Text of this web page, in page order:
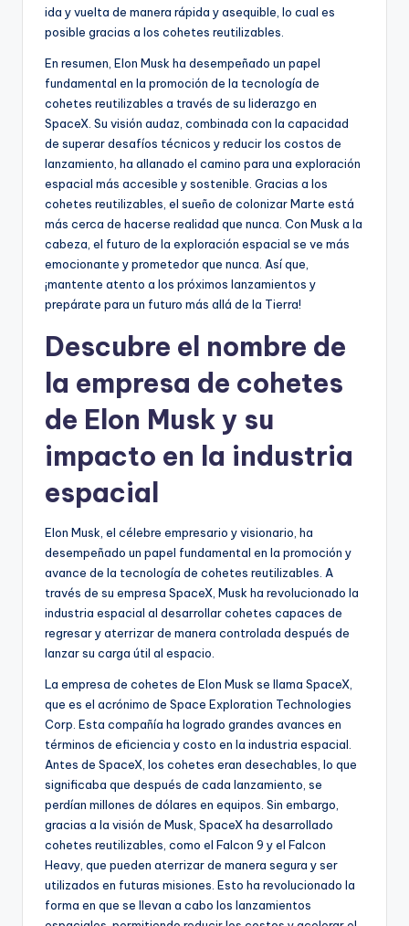
ida y vuelta de manera rápida y asequible, lo cual es
posible gracias a los cohetes reutilizables.
En resumen, Elon Musk ha desempeñado un papel
fundamental en la promoción de la tecnología de
cohetes reutilizables a través de su liderazgo en
SpaceX. Su visión audaz, combinada con la capacidad
de superar desafíos técnicos y reducir los costos de
lanzamiento, ha allanado el camino para una exploración
espacial más accesible y sostenible. Gracias a los
cohetes reutilizables, el sueño de colonizar Marte está
más cerca de hacerse realidad que nunca. Con Musk a la
cabeza, el futuro de la exploración espacial se ve más
emocionante y prometedor que nunca. Así que,
¡mantente atento a los próximos lanzamientos y
prepárate para un futuro más allá de la Tierra!
Descubre el nombre de
la empresa de cohetes
de Elon Musk y su
impacto en la industria
espacial
Elon Musk, el célebre empresario y visionario, ha
desempeñado un papel fundamental en la promoción y
avance de la tecnología de cohetes reutilizables. A
través de su empresa SpaceX, Musk ha revolucionado la
industria espacial al desarrollar cohetes capaces de
regresar y aterrizar de manera controlada después de
lanzar su carga útil al espacio.
La empresa de cohetes de Elon Musk se llama SpaceX,
que es el acrónimo de Space Exploration Technologies
Corp. Esta compañía ha logrado grandes avances en
términos de eficiencia y costo en la industria espacial.
Antes de SpaceX, los cohetes eran desechables, lo que
significaba que después de cada lanzamiento, se
perdían millones de dólares en equipos. Sin embargo,
gracias a la visión de Musk, SpaceX ha desarrollado
cohetes reutilizables, como el Falcon 9 y el Falcon
Heavy, que pueden aterrizar de manera segura y ser
utilizados en futuras misiones. Esto ha revolucionado la
forma en que se llevan a cabo los lanzamientos